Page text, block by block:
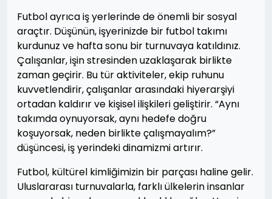
Futbol ayrıca iş yerlerinde de önemli bir sosyal
araçtır. Düşünün, işyerinizde bir futbol takımı
kurdunuz ve hafta sonu bir turnuvaya katıldınız.
Çalışanlar, işin stresinden uzaklaşarak birlikte
zaman geçirir. Bu tür aktiviteler, ekip ruhunu
kuvvetlendirir, çalışanlar arasındaki hiyerarşiyi
ortadan kaldırır ve kişisel ilişkileri geliştirir. “Aynı
takımda oynuyorsak, aynı hedefe doğru
koşuyorsak, neden birlikte çalışmayalım?”
düşüncesi, iş yerindeki dinamizmi artırır.
Futbol, kültürel kimliğimizin bir parçası haline gelir.
Uluslararası turnuvalarla, farklı ülkelerin insanlar